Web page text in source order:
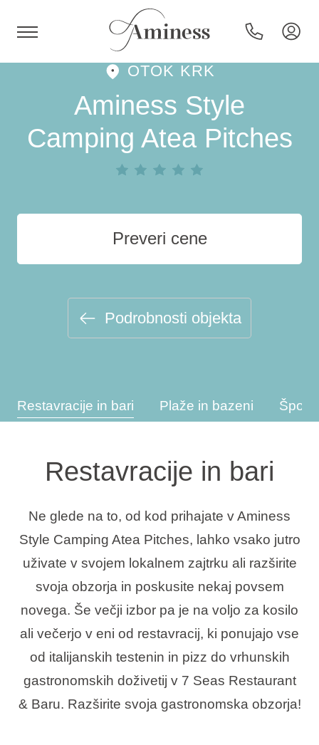
Hoteli in resorti
Kampi
Destinacije
Vrste počitnic
Blagovne znamke
Blogovi
OTOK KRK
Aminess Style
Camping Atea Pitches
Preveri cene
Podrobnosti objekta
Restavracije in bari Plaže in bazeni
Restavracije in bari
Ne glede na to, od kod prihajate v Aminess
Style Camping Atea Pitches, lahko vsako jutro
uživate v svojem lokalnem zajtrku ali razširite
svoja obzorja in poskusite nekaj povsem
novega. Še večji izbor pa je na voljo za kosilo
ali večerjo v eni od restavracij, ki ponujajo vse
od italijanskih testenin in pizz do vrhunskih
gastronomskih doživetij v 7 Seas Restaurant
& Baru. Razširite svoja gastronomska obzorja!